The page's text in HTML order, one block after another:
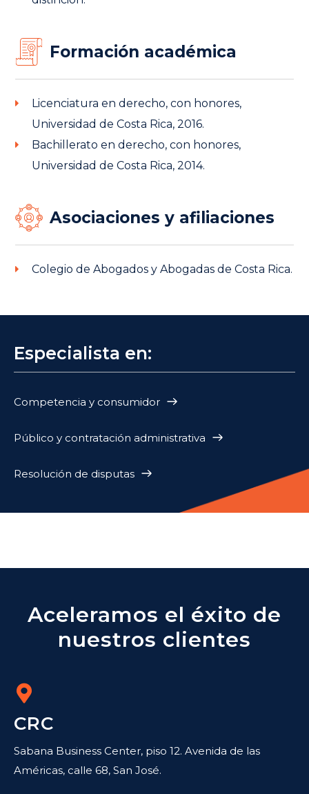
Formación académica
Licenciatura en derecho, con honores,
Universidad de Costa Rica, 2016.
Bachillerato en derecho, con honores,
Universidad de Costa Rica, 2014.
Asociaciones y afiliaciones
Colegio de Abogados y Abogadas de Costa Rica.
Especialista en:
Competencia y consumidor
Público y contratación administrativa
Resolución de disputas
Aceleramos el éxito de
nuestros clientes
CRC
Sabana Business Center, piso 12. Avenida de las
Américas, calle 68, San José.